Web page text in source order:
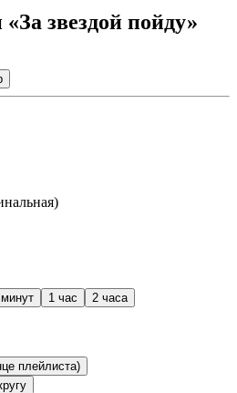
звездой пойду»
1 час
2 часа
плейлиста)